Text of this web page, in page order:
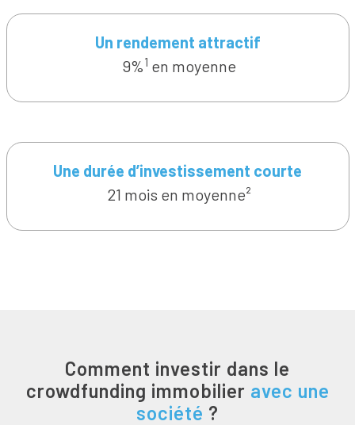
Un rendement attractif
9%1 en moyenne
Une durée d’investissement courte
21 mois en moyenne²
Comment investir dans le
crowdfunding immobilier avec une
société ?